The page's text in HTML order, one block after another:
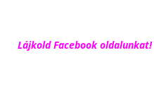
Lájkold Facebook oldalunkat!